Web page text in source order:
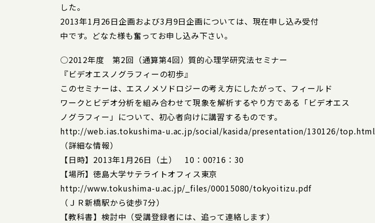
した。
2013年1月26日企画および3月9日企画については、現在申し込み受付
中です。どなた様も奮ってお申し込み下さい。
○2012年度 第2回（通算第4回）質的心理学研究法セミナー
『ビデオエスノグラフィーの初歩』
このセミナーは、エスノメソドロジーの考え方にしたがって、フィールド
ワークとビデオ分析を組み合わせて現象を解析するやり方である「ビデオエス
ノグラフィー」について、初心者向けに講習するものです。
http://web.ias.tokushima-u.ac.jp/social/kasida/presentation/130126/top.html
（詳細な情報）
【日時】2013年1月26日（土） 10：00?16：30
【場所】徳島大学サテライトオフィス東京
http://www.tokushima-u.ac.jp/_files/00015080/tokyoitizu.pdf
（ＪＲ新橋駅から徒歩7分）
【教科書】検討中（受講登録者には、追って連絡します）